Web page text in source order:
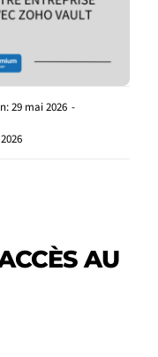
29 mai 2026 -
AU